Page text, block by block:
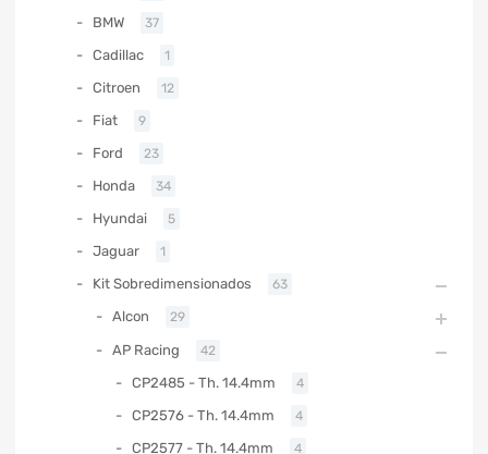
BMW 37
Cadillac 1
Citroen 12
Fiat 9
Ford 23
Honda 34
Hyundai 5
Jaguar 1
Kit Sobredimensionados 63
Alcon 29
AP Racing 42
CP2485 - Th. 14.4mm 4
CP2576 - Th. 14.4mm 4
CP2577 - Th. 14.4mm 4